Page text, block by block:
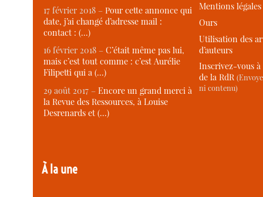
17 février 2018 –Pour cette annonce qui
date, j’ai changé d’adresse mail :
contact : (…)
16 février 2018 –C’était même pas lui,
mais c’est tout comme : c’est Aurélie
Filipetti qui a (…)
29 août 2017 –Encore un grand merci à
la Revue des Ressources, à Louise
Desrenards et (…)
À la une
Mentions légales
Ours
Utilisation des
d’auteurs
Inscrivez-vous
de la RdR
ni contenu)